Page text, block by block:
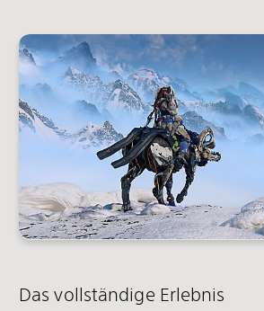
Das vollständige Erlebnis